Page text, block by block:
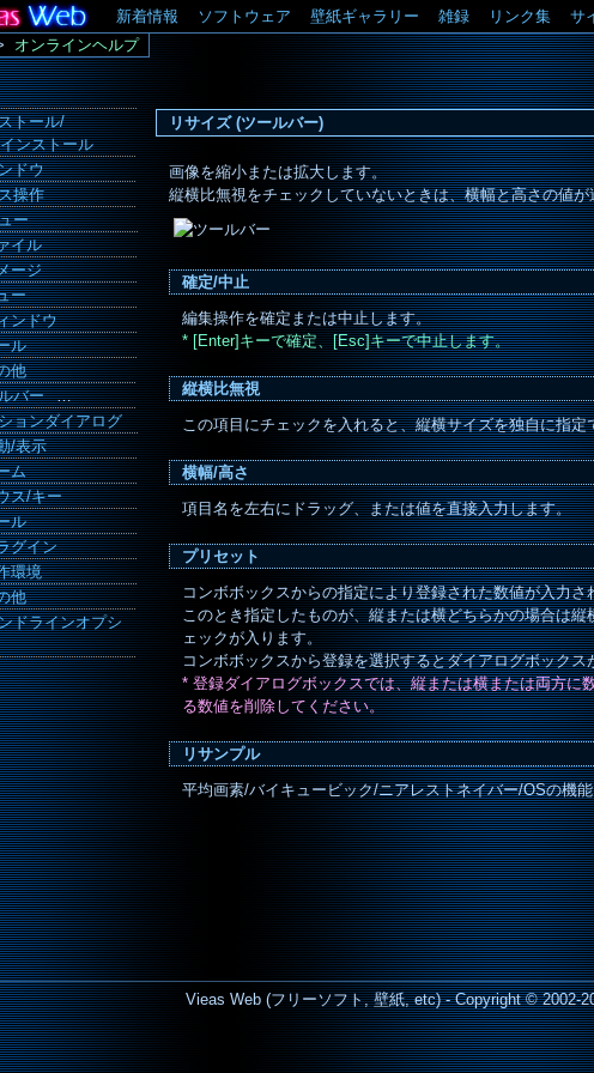
新着情報 ソフトウェア 壁紙ギャラリー 雑録 リンク集 サ
リサイズ (ツールバー)
画像を縮小または拡大します。
縦横比無視をチェックしていないときは、横幅と高さの値
確定/中止
編集操作を確定または中止します。
* [Enter]キーで確定、[Esc]キーで中止します。
縦横比無視
この項目にチェックを入れると、縦横サイズを独自に指定
横幅/高さ
項目名を左右にドラッグ、または値を直接入力します。
プリセット
コンボボックスからの指定により登録された数値が入力さ
このとき指定したものが、縦または横どちらかの場合は
ェックが入ります。
コンボボックスから登録を選択するとダイアログボック
* 登録ダイアログボックスでは、縦または横または両方
る数値を削除してください。
リサンプル
平均画素/バイキュービック/ニアレストネイバー/OSの機
トール/
ンストール
ドウ
操作
ー
イル
ージ
ー
ンドウ
ル
他
バー…
ョンダイアログ
/表示
ム
ス/キー
ル
グイン
環境
他
ドラインオプシ
オンラインヘルプ
Vieas Web (フリーソフト, 壁紙, etc) - Copyright © 2002-